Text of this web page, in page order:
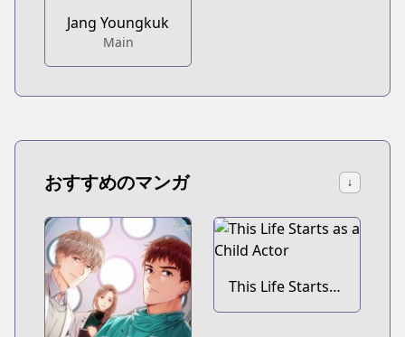
Jang Youngkuk
Main
おすすめのマンガ ↓
This Life Starts
as a Child Actor